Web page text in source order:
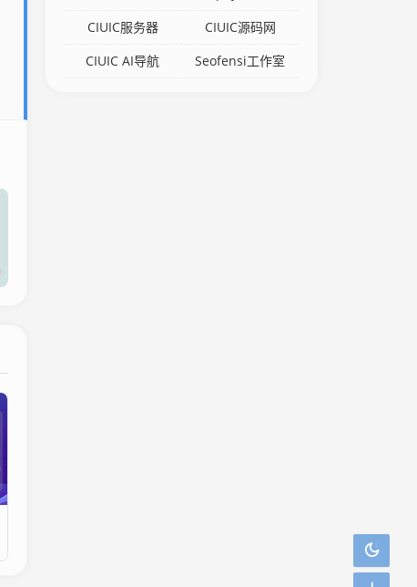
CIUIC服务器
CIUIC源码网
CIUIC AI导航
Seofensi工作室